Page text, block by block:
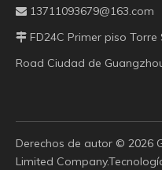
 13711093679@163.com
 FD24C Primer piso
Road Ciudad de
Derechos de autor ©️ 2026
Limited